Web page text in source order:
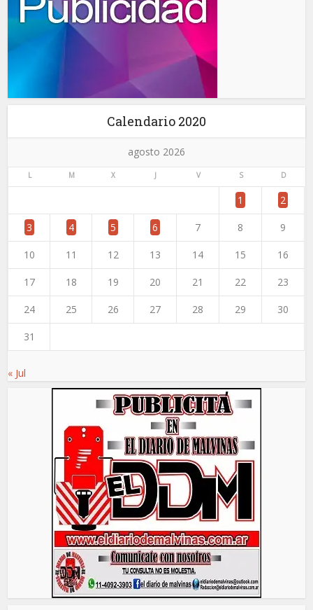
Calendario 2020
agosto 2026
L M X J V S D
1 2
3 4 5 6 7 8 9
10 11 12 13 14 15 16
17 18 19 20 21 22 23
24 25 26 27 28 29 30
31
« Jul